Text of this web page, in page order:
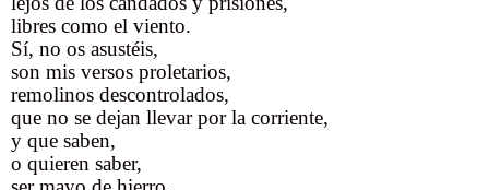
libres como el viento.
Sí, no os asustéis,
son mis versos proletarios,
remolinos descontrolados,
que no se dejan llevar por la corriente,
y que saben,
o quieren saber,